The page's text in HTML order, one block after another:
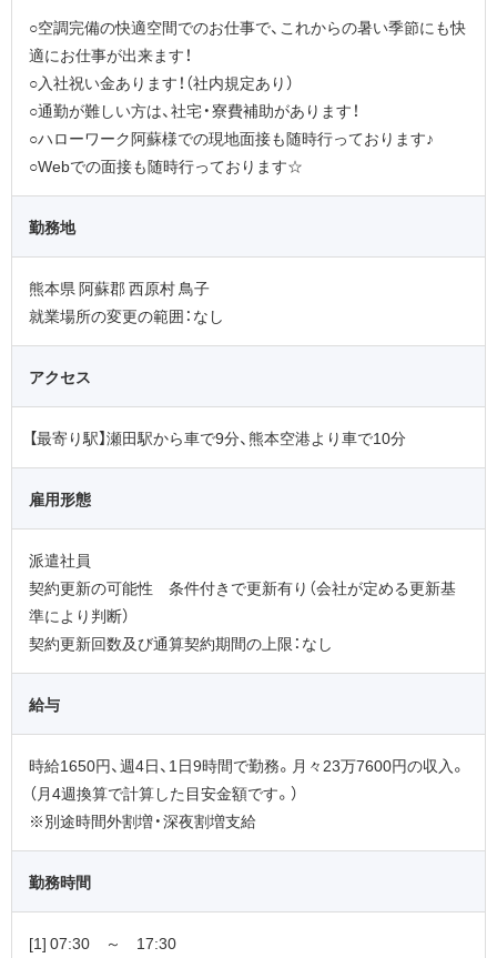
○空調完備の快適空間でのお仕事で、これからの暑い季節にも快
適にお仕事が出来ます！
○入社祝い金あります！（社内規定あり）
○通勤が難しい方は、社宅・寮費補助があります！
○ハローワーク阿蘇様での現地面接も随時行っております♪
○Webでの面接も随時行っております☆
勤務地
熊本県 阿蘇郡 西原村 鳥子
就業場所の変更の範囲：なし
アクセス
【最寄り駅】瀬田駅から車で9分、熊本空港より車で10分
雇用形態
派遣社員
契約更新の可能性 条件付きで更新有り（会社が定める更新基
準により判断）
契約更新回数及び通算契約期間の上限：なし
給与
時給1650円、週4日、1日9時間で勤務。月々23万7600円の収入。
（月4週換算で計算した目安金額です。）
※別途時間外割増・深夜割増支給
勤務時間
[1] 07:30 ～ 17:30